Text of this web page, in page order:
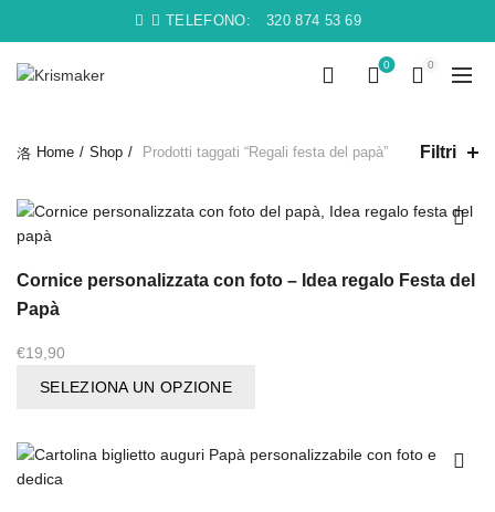
TELEFONO: 320 874 53 69
0 0
Home Shop Prodotti taggati “Regali festa del papà” Filtri
Cornice personalizzata con foto – Idea regalo Festa del
Papà
€19,90
SELEZIONA UN OPZIONE